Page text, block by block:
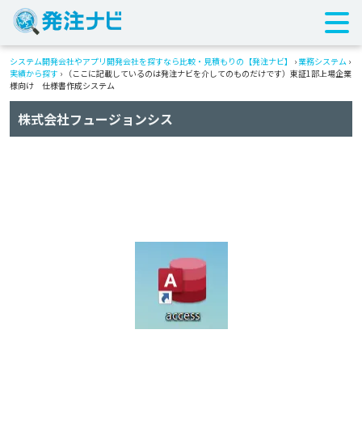
システム開発会社やアプリ開発会社を探すなら比較・見積もりの【発注ナビ】 › 業務システム ›
実績から探す › （ここに記載しているのは発注ナビを介してのものだけです）東証1部上場企業
様向け 仕様書作成システム
株式会社フュージョンシス